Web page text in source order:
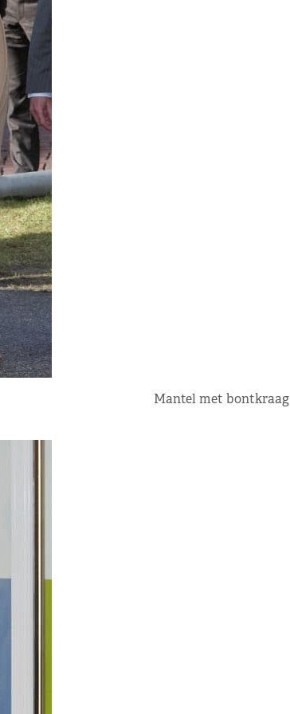
Mantel met bontkraag